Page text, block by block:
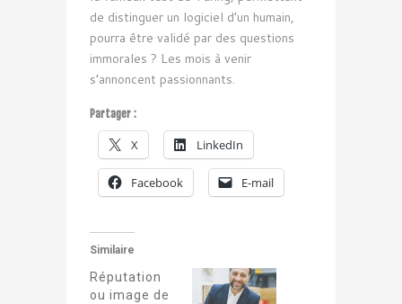
de distinguer un logiciel d’un humain,
pourra être validé par des questions
immorales ? Les mois à venir
s’annoncent passionnants.
Partager :
X LinkedIn
Facebook E-mail
Similaire
Réputation
ou image de